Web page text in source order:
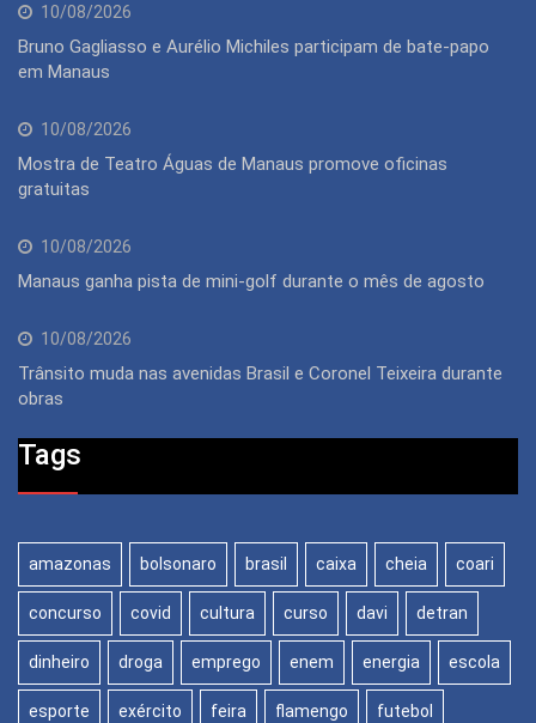
10/08/2026
Bruno Gagliasso e Aurélio Michiles participam de bate-papo
em Manaus
10/08/2026
Mostra de Teatro Águas de Manaus promove oficinas
gratuitas
10/08/2026
Manaus ganha pista de mini-golf durante o mês de agosto
10/08/2026
Trânsito muda nas avenidas Brasil e Coronel Teixeira durante
obras
Tags
amazonas bolsonaro brasil caixa cheia coari
concurso covid cultura curso davi detran
dinheiro droga emprego enem energia escola
esporte exército feira flamengo futebol